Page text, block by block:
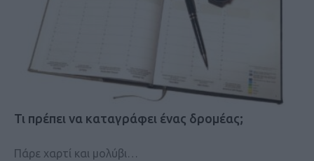
Τι πρέπει να καταγράφει ένας δρομέας;
Πάρε χαρτί και μολύβι…